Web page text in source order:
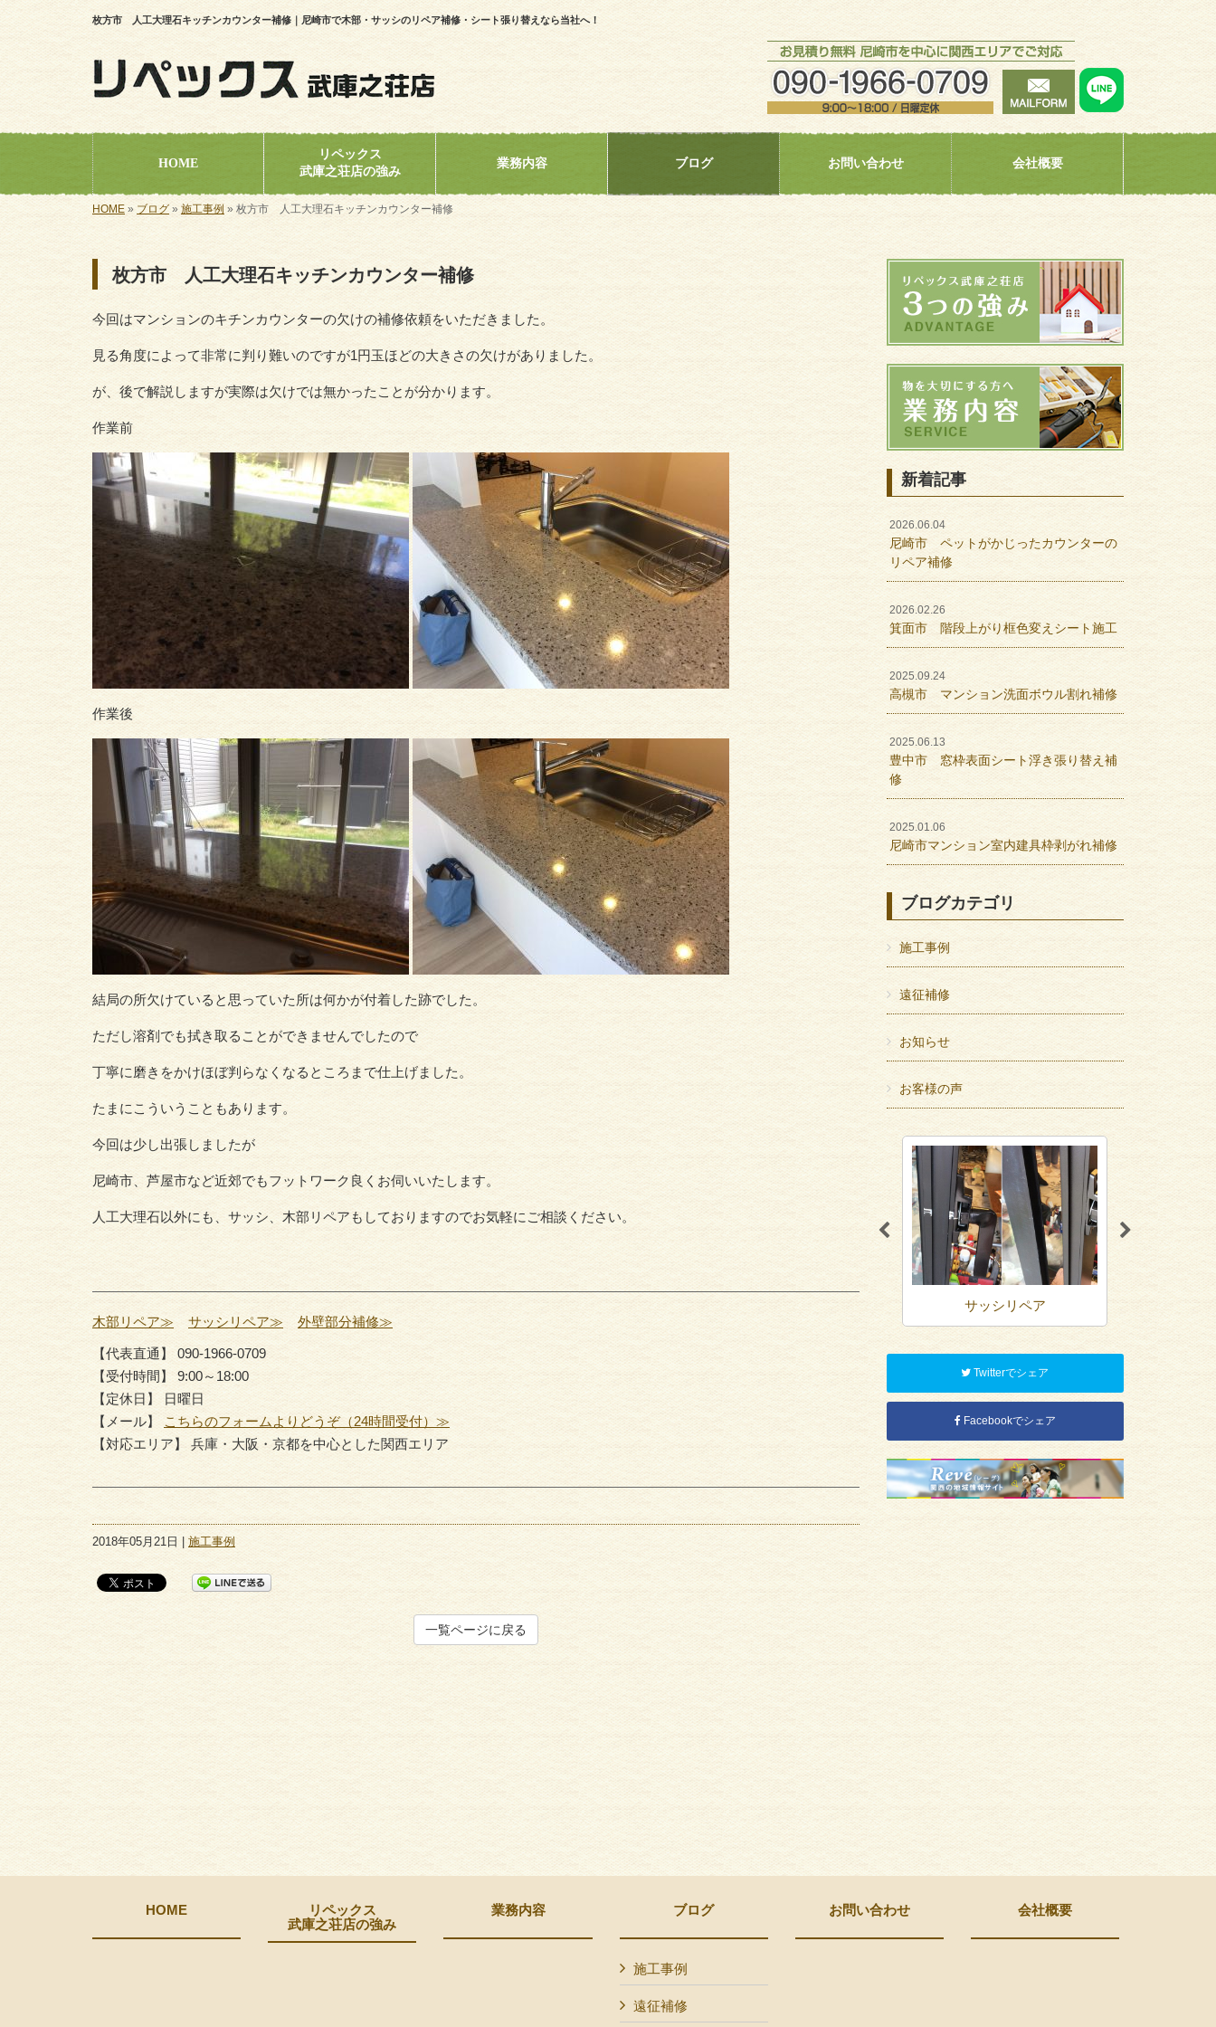
枚方市 人工大理石キッチンカウンター補修｜尼崎市で木部・サッシのリペア補修・シート張り替えなら当社へ！
HOME
リペックス
武庫之荘店の強み
業務内容 ブログ お問い合わせ 会社概要
HOME » ブログ » 施工事例 » 枚方市 人工大理石キッチンカウンター補修
枚方市 人工大理石キッチンカウンター補修
今回はマンションのキチンカウンターの欠けの補修依頼をいただきました。
見る角度によって非常に判り難いのですが1円玉ほどの大きさの欠けがありました。
が、後で解説しますが実際は欠けでは無かったことが分かります。
作業前
作業後
結局の所欠けていると思っていた所は何かが付着した跡でした。
ただし溶剤でも拭き取ることができませんでしたので
丁寧に磨きをかけほぼ判らなくなるところまで仕上げました。
たまにこういうこともあります。
今回は少し出張しましたが
尼崎市、芦屋市など近郊でもフットワーク良くお伺いいたします。
人工大理石以外にも、サッシ、木部リペアもしておりますのでお気軽にご相談ください。
木部リペア≫ サッシリペア≫ 外壁部分補修≫
【代表直通】 090-1966-0709
【受付時間】 9:00～18:00
【定休日】 日曜日
【メール】 こちらのフォームよりどうぞ（24時間受付）≫
【対応エリア】 兵庫・大阪・京都を中心とした関西エリア
2018年05月21日 | 施工事例
一覧ページに戻る
新着記事
2026.06.04
尼崎市 ペットがかじったカウンターの
リペア補修
2026.02.26
箕面市 階段上がり框色変えシート施工
2025.09.24
高槻市 マンション洗面ボウル割れ補修
2025.06.13
豊中市 窓枠表面シート浮き張り替え補
修
2025.01.06
尼崎市マンション室内建具枠剥がれ補修
ブログカテゴリ
施工事例
遠征補修
お知らせ
お客様の声
外壁部分補修 木部リペア サッシリペア 外壁
Twitterでシェア
Facebookでシェア
HOME
リペックス
武庫之荘店の強み
業務内容 ブログ
施工事例
遠征補修
お問い合わせ 会社概要